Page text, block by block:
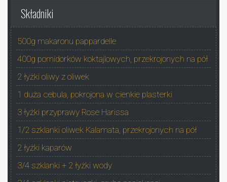
Składniki
500g makaronu pappardelle
400g pomidorków koktajlowych, przekrojonych na pół
2 łyżki oliwy z oliwek
1 duża cebula, pokrojona w cienkie plasterki
3 łyżki przyprawy Rose Harissa
1/2 szklanki oliwek Kalamata, przekrojonych na pół
2 łyżki kaparów
3/4 szklanki + 2 łyżki wody